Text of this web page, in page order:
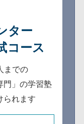
ター
コース
までの
門」の学習塾
られます